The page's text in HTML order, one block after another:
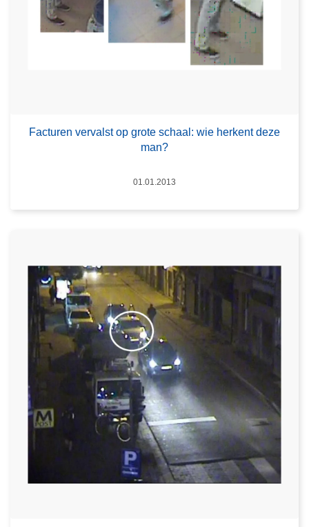
Facturen vervalst op grote schaal: wie herkent deze
man?
Datum
01.01.2013